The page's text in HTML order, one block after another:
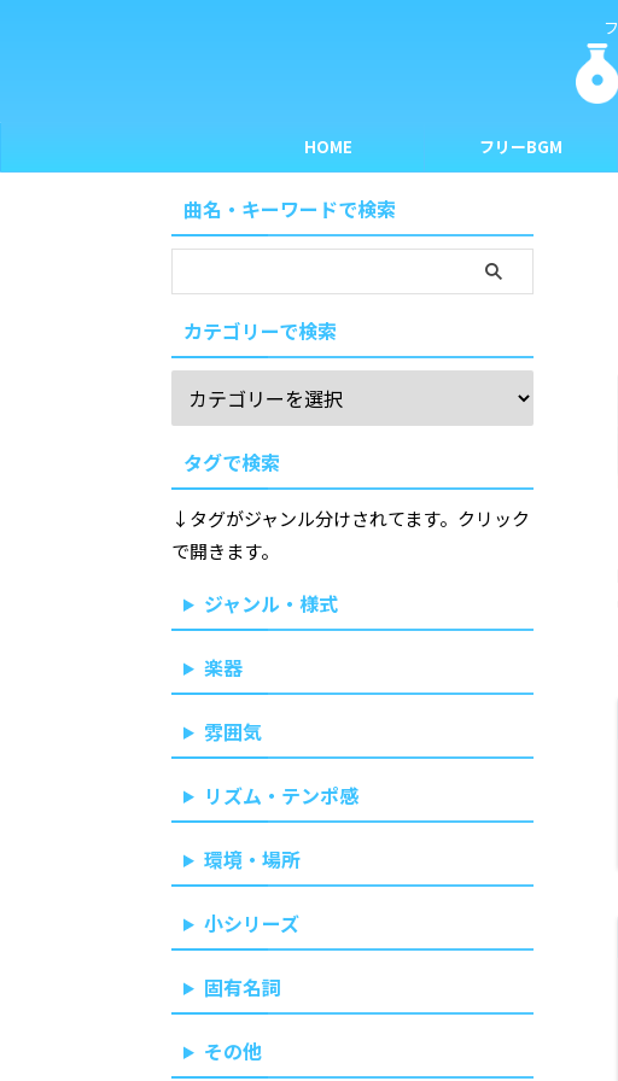
HOME フリーBGM
曲名・キーワードで検索
カテゴリーで検索
タグで検索
↓タグがジャンル分けされてます。クリック
で開きます。
ジャンル・様式
楽器
雰囲気
リズム・テンポ感
環境・場所
小シリーズ
固有名詞
その他